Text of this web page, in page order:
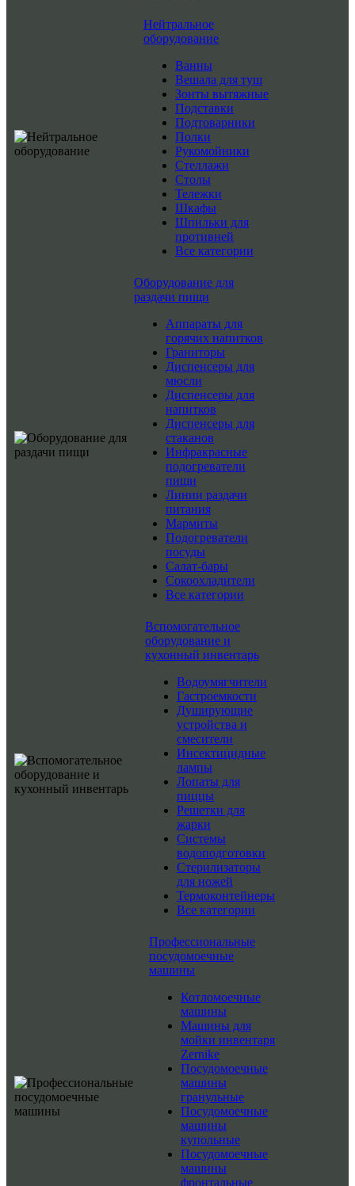
Нейтральное
оборудование
Ванны
Вешала для туш
Зонты вытяжные
Подставки
Подтоварники
Полки
Рукомойники
Стеллажи
Столы
Тележки
Шкафы
Шпильки для
противней
Все категории
Оборудование для
раздачи пищи
Аппараты для
горячих напитков
Граниторы
Диспенсеры для
мюсли
Диспенсеры для
напитков
Диспенсеры для
стаканов
Инфракрасные
подогреватели
пищи
Линии раздачи
питания
Мармиты
Подогреватели
посуды
Салат-бары
Сокоохладители
Все категории
Вспомогательное
оборудование и
кухонный инвентарь
Водоумягчители
Гастроемкости
Душирующие
устройства и
смесители
Инсектицидные
лампы
Лопаты для
пиццы
Решетки для
жарки
Системы
водоподготовки
Стерилизаторы
для ножей
Термоконтейнеры
Все категории
Профессиональные
посудомоечные
машины
Котломоечные
машины
Машины для
мойки инвентаря
Zernike
Посудомоечные
машины
гранульные
Посудомоечные
машины
купольные
Посудомоечные
машины
фронтальные